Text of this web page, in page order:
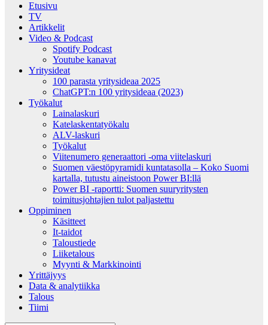
Etusivu
TV
Artikkelit
Video & Podcast
Spotify Podcast
Youtube kanavat
Yritysideat
100 parasta yritysideaa 2025
ChatGPT:n 100 yritysideaa (2023)
Työkalut
Lainalaskuri
Katelaskentatyökalu
ALV-laskuri
Työkalut
Viitenumero generaattori -oma viitelaskuri
Suomen väestöpyramidi kuntatasolla – Koko Suomi
kartalla, tutustu aineistoon Power BI:llä
Power BI -raportti: Suomen suuryritysten
toimitusjohtajien tulot paljastettu
Oppiminen
Käsitteet
It-taidot
Taloustiede
Liiketalous
Myynti & Markkinointi
Yrittäjyys
Data & analytiikka
Talous
Tiimi